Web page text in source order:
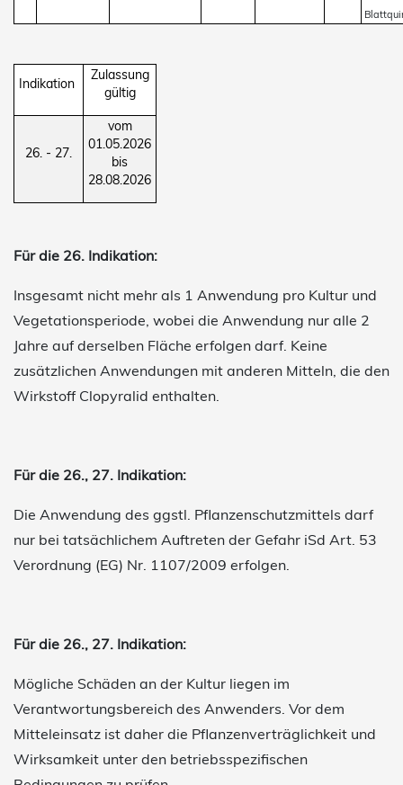
Indikation
Zulassung
gültig
26. - 27.
vom
01.05.2026
bis
28.08.2026
Für die 26. Indikation:
Insgesamt nicht mehr als 1 Anwendung pro Kultur und
Vegetationsperiode, wobei die Anwendung nur alle 2
Jahre auf derselben Fläche erfolgen darf. Keine
zusätzlichen Anwendungen mit anderen Mitteln, die den
Wirkstoff Clopyralid enthalten.
Für die 26., 27. Indikation:
Die Anwendung des ggstl. Pflanzenschutzmittels darf
nur bei tatsächlichem Auftreten der Gefahr iSd Art. 53
Verordnung (EG) Nr. 1107/2009 erfolgen.
Für die 26., 27. Indikation:
Mögliche Schäden an der Kultur liegen im
Verantwortungsbereich des Anwenders. Vor dem
Mitteleinsatz ist daher die Pflanzenverträglichkeit und
Wirksamkeit unter den betriebsspezifischen